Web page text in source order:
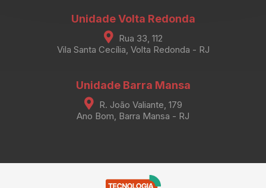
Unidade Volta Redonda
Rua 33, 112
Vila Santa Cecília, Volta Redonda - RJ
Unidade Barra Mansa
R. João Valiante, 179
Ano Bom, Barra Mansa - RJ